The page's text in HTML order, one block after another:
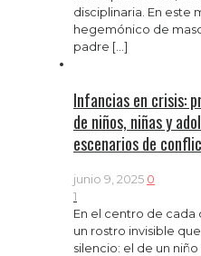
disciplinaria. En este
hegemónico de
padre […]
Infancias en crisis:
de niños, niñas y
escenarios de
junio 9, 2025 0
1
En el centro de cada
un rostro invisible
silencio: el de un niño